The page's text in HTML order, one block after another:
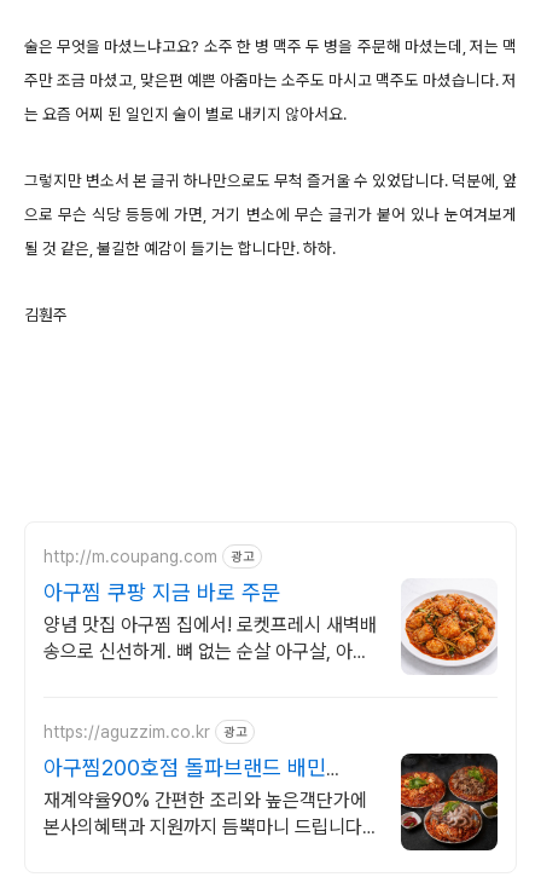
술은 무엇을 마셨느냐고요? 소주 한 병 맥주 두 병을 주문해 마셨는데, 저는 맥
주만 조금 마셨고, 맞은편 예쁜 아줌마는 소주도 마시고 맥주도 마셨습니다. 저
는 요즘 어찌 된 일인지 술이 별로 내키지 않아서요.
그렇지만 변소서 본 글귀 하나만으로도 무척 즐거울 수 있었답니다. 덕분에, 앞
으로 무슨 식당 등등에 가면, 거기 변소에 무슨 글귀가 붙어 있나 눈여겨보게
될 것 같은, 불길한 예감이 들기는 합니다만. 하하.
김훤주
http://m.coupang.com 광고
아구찜 쿠팡 지금 바로 주문
양념 맛집 아구찜 집에서! 로켓프레시 새벽배
송으로 신선하게. 뼈 없는 순살 아구살, 아삭
https://aguzzim.co.kr 광고
아구찜200호점 돌파브랜드 배민
2000콜 유지
재계약율90% 간편한 조리와 높은객단가에
본사의혜택과 지원까지 듬뿍마니 드립니다